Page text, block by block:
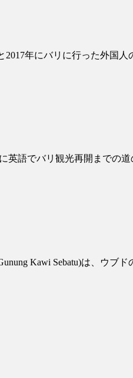
2017年にバリに行った外国
英語でバリ観光再開までの
Kawi Sebatu)は、ウブ